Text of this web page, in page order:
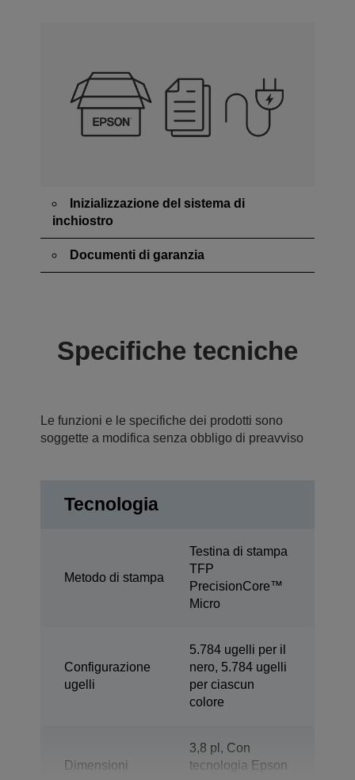
Inizializzazione del sistema di
inchiostro
Documenti di garanzia
Specifiche tecniche
Le funzioni e le specifiche dei prodotti sono
soggette a modifica senza obbligo di preavviso
Tecnologia
Metodo di stampa
Testina di stampa
TFP
PrecisionCore™
Micro
Configurazione
ugelli
5.784 ugelli per il
nero, 5.784 ugelli
per ciascun
colore
Dimensioni
3,8 pl, Con
tecnologia Epson